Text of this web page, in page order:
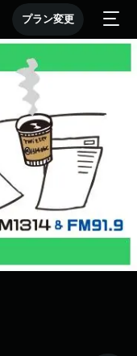
プラン変更